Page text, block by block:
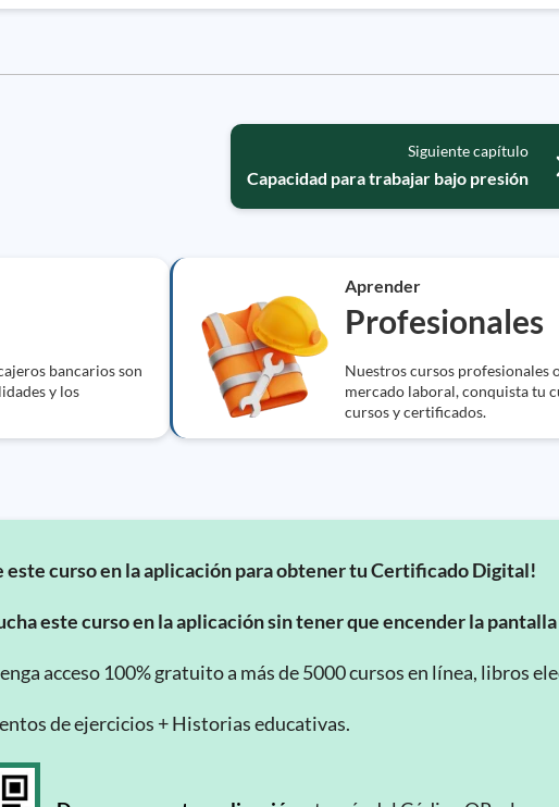
Siguiente capítulo
Capacidad para trabajar bajo presión
bancarios son
y los
Aprender
Profesionales
Nuestros cursos profesionales
mercado laboral, conquista tu
cursos y certificados.
este curso en la aplicación para obtener tu Certificado Digital!
este curso en la aplicación sin tener que encender la
acceso 100% gratuito a más de 5000 cursos en línea, libros
de ejercicios + Historias educativas.